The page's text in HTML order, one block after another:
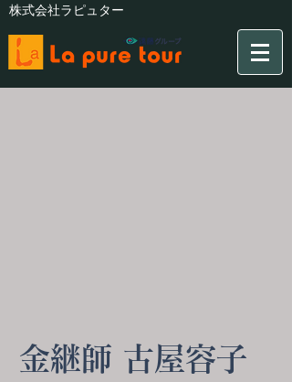
株式会社ラピュター
金継師 古屋容子